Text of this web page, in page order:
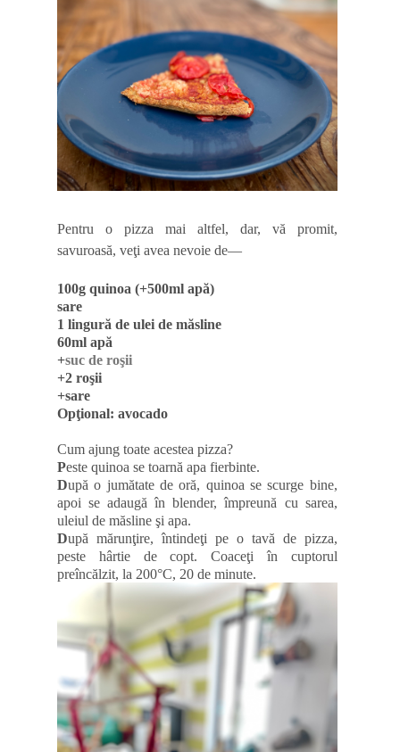
Pentru o pizza mai altfel, dar, vă promit,
savuroasă, veţi avea nevoie de—
100g quinoa (+500ml apă)
sare
1 lingură de ulei de măsline
60ml apă
+suc de roşii
+2 roşii
+sare
Opţional: avocado
Cum ajung toate acestea pizza?
Peste quinoa se toarnă apa fierbinte.
După o jumătate de oră, quinoa se scurge bine,
apoi se adaugă în blender, împreună cu sarea,
uleiul de măsline şi apa.
După mărunţire, întindeţi pe o tavă de pizza,
peste hârtie de copt. Coaceţi în cuptorul
preîncălzit, la 200°C, 20 de minute.